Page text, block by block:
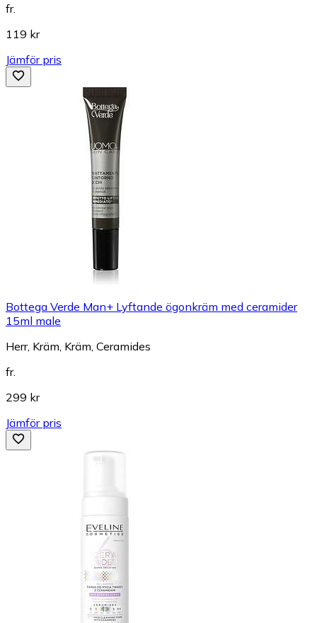
fr.
119 kr
Jämför pris
Bottega Verde Man+ Lyftande ögonkräm med ceramider
15ml male
Herr, Kräm, Kräm, Ceramides
fr.
299 kr
Jämför pris